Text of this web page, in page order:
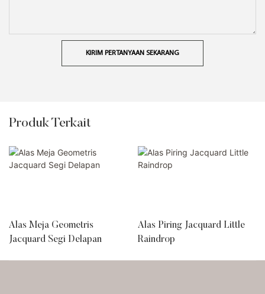
KIRIM PERTANYAAN SEKARANG
Produk Terkait
Alas Meja Geometris
Jacquard Segi Delapan
Alas Piring Jacquard Little
Raindrop